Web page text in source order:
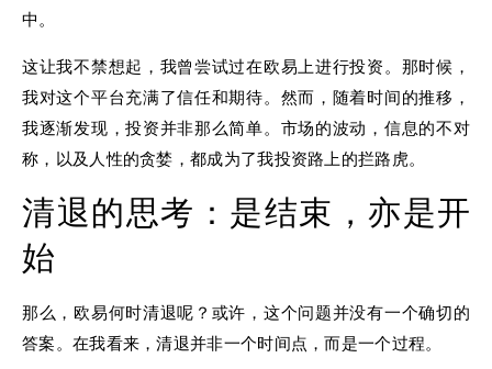
中。
这让我不禁想起，我曾尝试过在欧易上进行投资。那时候，
我对这个平台充满了信任和期待。然而，随着时间的推移，
我逐渐发现，投资并非那么简单。市场的波动，信息的不对
称，以及人性的贪婪，都成为了我投资路上的拦路虎。
清退的思考：是结束，亦是开
始
那么，欧易何时清退呢？或许，这个问题并没有一个确切的
答案。在我看来，清退并非一个时间点，而是一个过程。